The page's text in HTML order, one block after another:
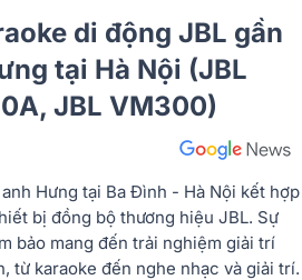
di động JBL gần
tại Hà Nội (JBL
JBL VM300)
Hưng tại Ba Đình - Hà Nội kết hợp
bị đồng bộ thương hiệu JBL. Sự
bảo mang đến trải nghiệm giải trí
từ karaoke đến nghe nhạc và giải trí.